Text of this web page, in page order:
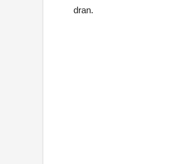
dran.